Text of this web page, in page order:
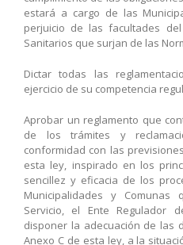
estará a cargo de las
perjuicio de las facultades
Sanitarios que surjan de las
Dictar todas las
ejercicio de su competencia
Aprobar un reglamento que
de los trámites y
conformidad con las
esta ley, inspirado en los
sencillez y eficacia de los
Municipalidades y Comunas
Servicio, el Ente Regulador
disponer la adecuación de las
Anexo C de esta ley, a la